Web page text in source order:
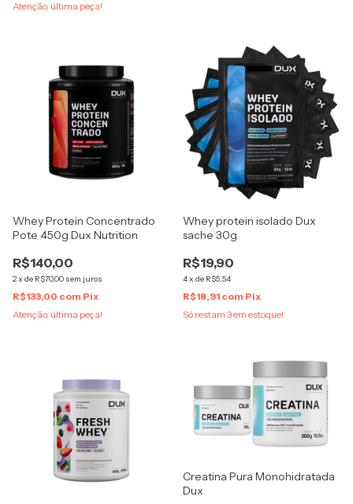
Atenção, última peça!
Whey Protein Concentrado
Pote 450g Dux Nutrition
R$140,00
2x de R$70,00 sem juros
R$133,00 com Pix
Atenção, última peça!
Whey protein isolado Dux
sache 30g
R$19,90
4x de R$5,54
R$18,91 com Pix
Só restam 3em estoque!
Creatina Pura Monohidratada
Dux